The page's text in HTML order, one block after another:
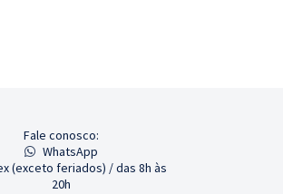
Fale conosco:
WhatsApp
(exceto feriados) / das 8h às
20h